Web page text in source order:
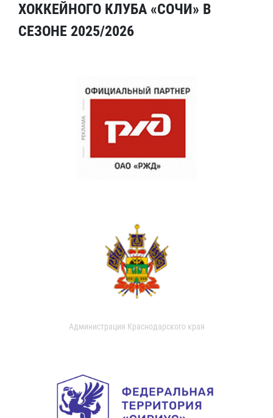
ХОККЕЙНОГО КЛУБА «СОЧИ» В
СЕЗОНЕ 2025/2026
Администрация Краснодарского края